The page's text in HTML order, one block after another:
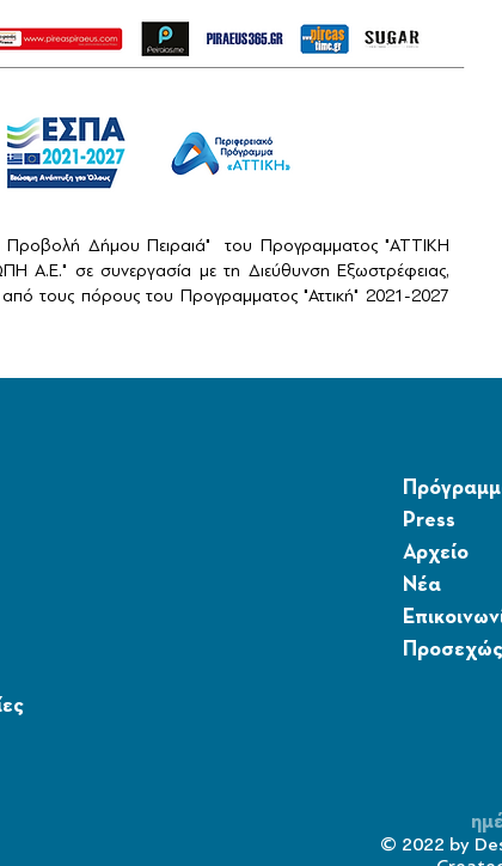
Προβολή Δήμου Πειραιά" του Προγραμματος "ΑΤΤΙΚΗ
σε συνεργασία με τη Διεύθυνση Εξωστρέφειας,
τους πόρους του Προγραμματος "Αττική" 2021-2027
Press
Αρχείο
Νέα
© 2022 by